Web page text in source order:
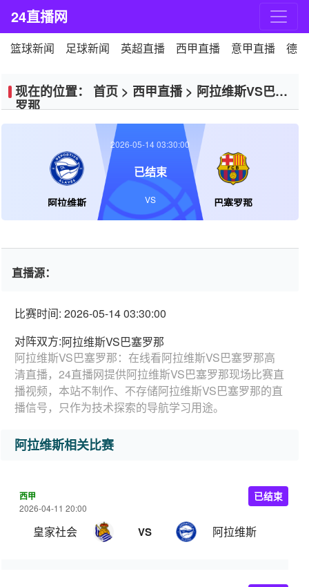
24直播网
篮球新闻 足球新闻 英超直播 西甲直播 意甲直播 德
现在的位置： 首页 > 西甲直播> 阿拉维斯VS巴塞
罗那
阿拉维斯 巴塞罗那
2026-05-14 03:30:00
已结束
VS
直播源：
比赛时间: 2026-05-14 03:30:00
对阵双方:阿拉维斯VS巴塞罗那
阿拉维斯VS巴塞罗那：在线看阿拉维斯VS巴塞罗那高
清直播，24直播网提供阿拉维斯VS巴塞罗那现场比赛直
播视频，本站不制作、不存储阿拉维斯VS巴塞罗那的直
播信号，只作为技术探索的导航学习用途。
阿拉维斯相关比赛
西甲
2026-04-11 20:00
皇家社会 VS 阿拉维斯
已结束